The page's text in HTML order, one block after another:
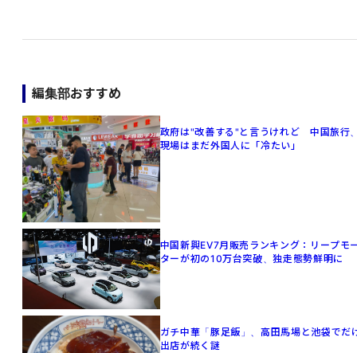
編集部おすすめ
政府は"改善する"と言うけれど 中国旅行
現場はまだ外国人に「冷たい」
中国新興EV7月販売ランキング：リープモ
ターが初の10万台突破、独走態勢鮮明に
ガチ中華「豚足飯」、高田馬場と池袋でだ
出店が続く謎